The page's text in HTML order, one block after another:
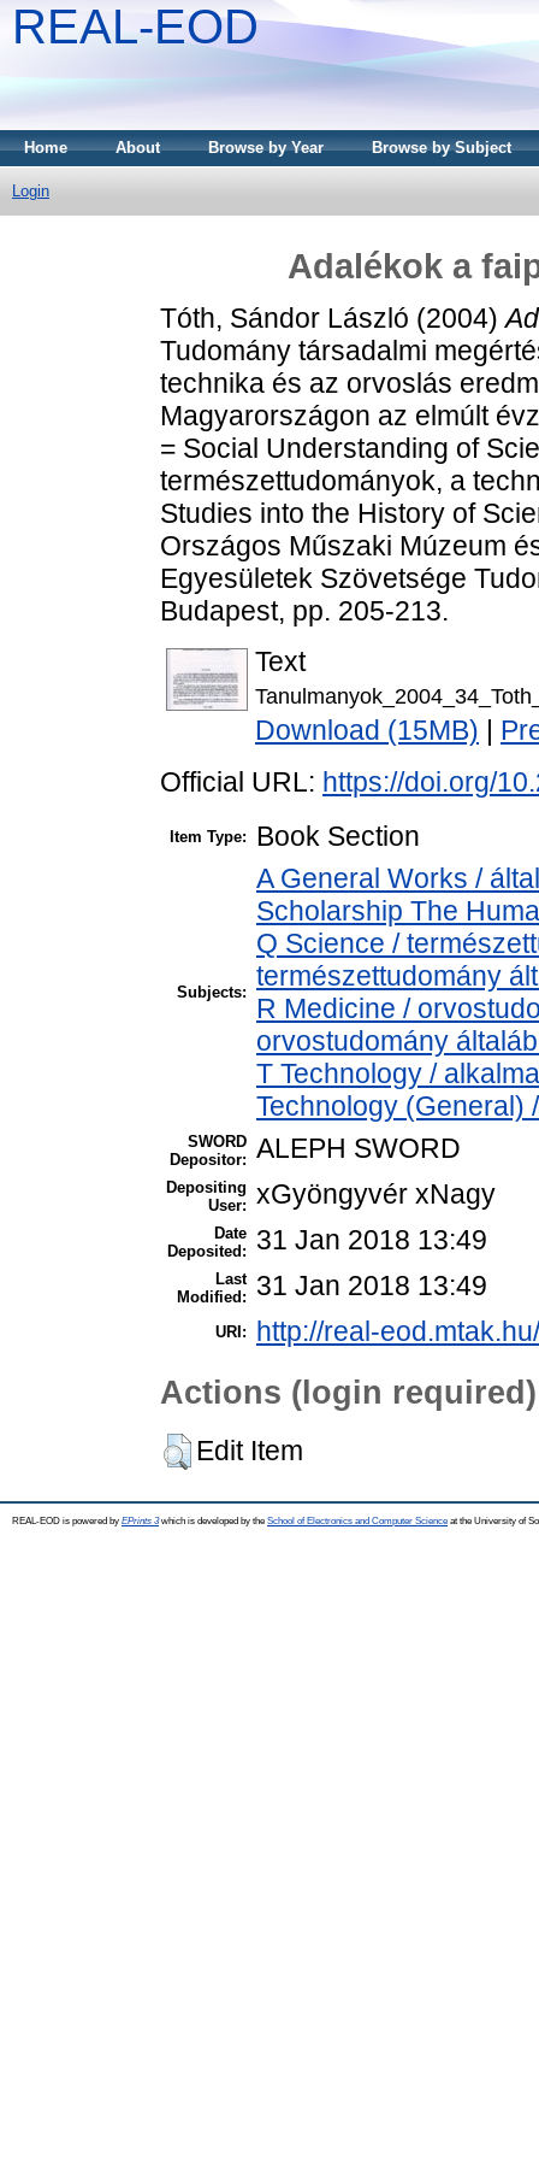
REAL-EOD
Home About Browse by Year Browse by Subject
Login
Adalékok a
Tóth, Sándor László (2004)
Tudomány társadalmi
technika és az orvoslás
Magyarországon az elmúlt
= Social Understanding of
természettudományok, a
Studies into the History of
Országos Műszaki Múzeum
Egyesületek Szövetsége
Budapest, pp. 205-213.
Text
Download (15MB)
Official URL: https://doi.org/
Item Type: Book Section
Subjects:
A General Works /
Scholarship The
Q Science /
természettudomány
R Medicine /
orvostudomány
T Technology /
Technology (General)
SWORD
Depositor: ALEPH SWORD
Depositing
User: xGyöngyvér xNagy
Date
Deposited:
31 Jan 2018 13:49
Last
Modified:
31 Jan 2018 13:49
URI: http://real-
Actions (login required)
Edit Item
REAL-EOD is powered by EPrints 3which is developed by the School of Electronics and Computer Science at the University of